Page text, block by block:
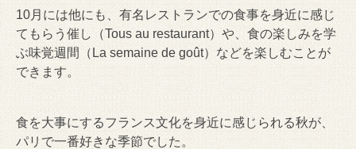
10月には他にも、有名レストランでの食事を身近に感じ
てもらう催し（Tous au restaurant）や、食の楽しみを学
ぶ味覚週間（La semaine de goût）などを楽しむことが
できます。
食を大事にするフランス文化を身近に感じられる秋が、
パリで一番好きな季節でした。